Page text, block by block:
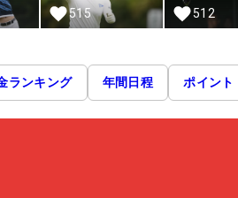
515 512
ランキング 年間日程 ポイント